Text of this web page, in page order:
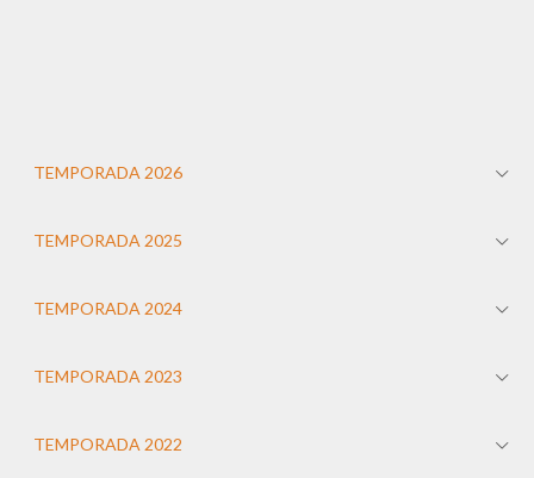
TEMPORADA 2026
TEMPORADA 2025
TEMPORADA 2024
TEMPORADA 2023
TEMPORADA 2022